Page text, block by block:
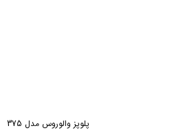
پلوپز والوروس مدل 375